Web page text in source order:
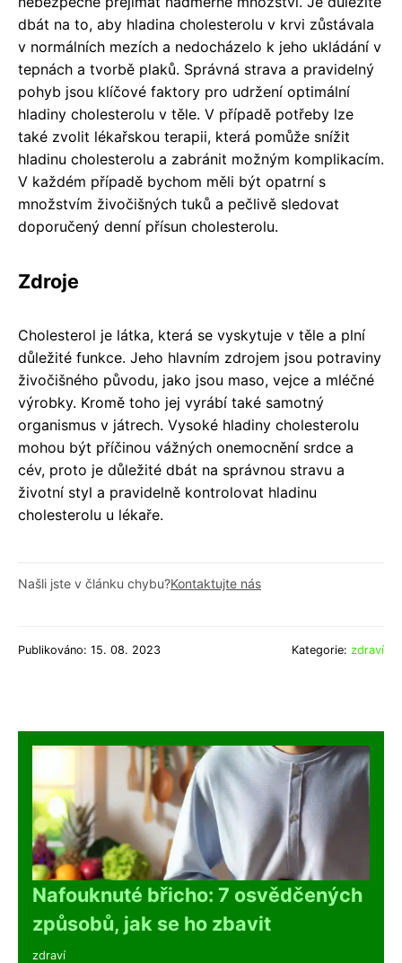
dbát na to, aby hladina cholesterolu v krvi zůstávala
v normálních mezích a nedocházelo k jeho ukládání v
tepnách a tvorbě plaků. Správná strava a pravidelný
pohyb jsou klíčové faktory pro udržení optimální
hladiny cholesterolu v těle. V případě potřeby lze
také zvolit lékařskou terapii, která pomůže snížit
hladinu cholesterolu a zabránit možným komplikacím.
V každém případě bychom měli být opatrní s
množstvím živočišných tuků a pečlivě sledovat
doporučený denní přísun cholesterolu.
Zdroje
Cholesterol je látka, která se vyskytuje v těle a plní
důležité funkce. Jeho hlavním zdrojem jsou potraviny
živočišného původu, jako jsou maso, vejce a mléčné
výrobky. Kromě toho jej vyrábí také samotný
organismus v játrech. Vysoké hladiny cholesterolu
mohou být příčinou vážných onemocnění srdce a
cév, proto je důležité dbát na správnou stravu a
životní styl a pravidelně kontrolovat hladinu
cholesterolu u lékaře.
Našli jste v článku chybu?Kontaktujte nás
Publikováno: 15. 08. 2023 Kategorie: zdraví
Nafouknuté břicho: 7 osvědčených
způsobů, jak se ho zbavit
zdraví